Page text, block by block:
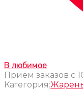
В любимое
Приём заказов с
Категория: